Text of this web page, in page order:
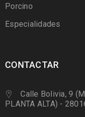
Porcino
Especialidades
CONTACTAR
Calle Bolivia, 9
PLANTA ALTA) -